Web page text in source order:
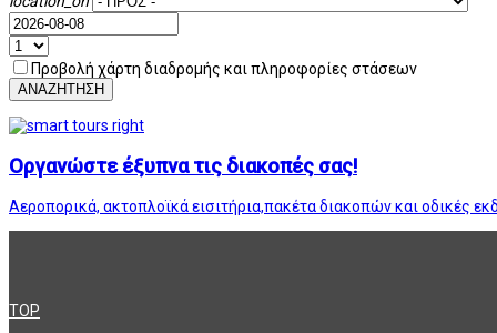
Προβολή χάρτη διαδρομής και πληροφορίες στάσεων
ΑΝΑΖΗΤΗΣΗ
Οργανώστε έξυπνα τις διακοπές σας!
Αεροπορικά, ακτοπλοϊκά εισιτήρια,πακέτα διακοπών και οδικές
TOP